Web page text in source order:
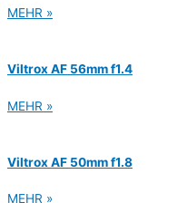
MEHR »
Viltrox AF 56mm f1.4
MEHR »
Viltrox AF 50mm f1.8
MEHR »